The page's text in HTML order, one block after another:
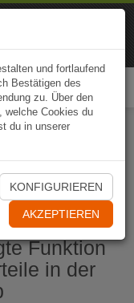
Funktion
in der
und fortlaufend
Bestätigen des
zu. Über den
welche Cookies du
du in unserer
KONFIGURIEREN
AKZEPTIEREN